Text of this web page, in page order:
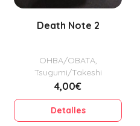
Death Note 2
OHBA/OBATA,
Tsugumi/Takeshi
4,00€
Detalles